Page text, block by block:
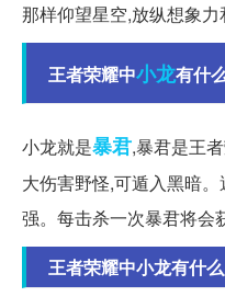
那样仰望星空,放纵想象力
王者荣耀中小龙有什
小龙就是暴君,暴君是王
大伤害野怪,可遁入黑暗
强。每击杀一次暴君将会
王者荣耀中小龙有什